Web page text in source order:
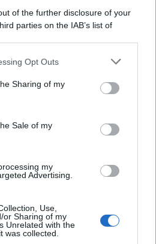
of the further disclosure of your
parties on the IAB’s list of
be disclosed by us to third parties
app uses one or more Google
store information including but
behaviour. You may click to
and its third-party tags to
Opt Outs
Sharing of my
Sale of my
my
Advertising.
Use,
or Sharing of my
Unrelated with the
was collected.
Francia
Germania
UK